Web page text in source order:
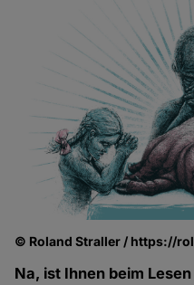
© Roland Straller / https://
Na, ist Ihnen beim